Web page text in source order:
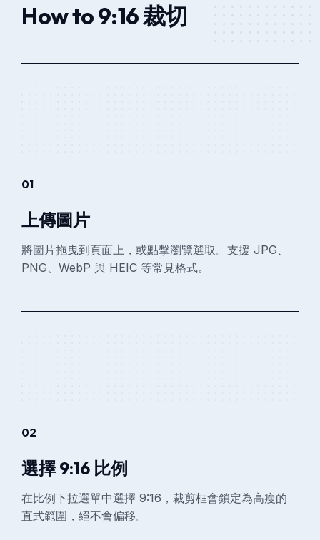
How to 9:16 裁切
01
上傳圖片
將圖片拖曳到頁面上，或點擊瀏覽選取。支援 JPG、
PNG、WebP 與 HEIC 等常見格式。
02
選擇 9:16 比例
在比例下拉選單中選擇 9:16，裁剪框會鎖定為高瘦的
直式範圍，絕不會偏移。